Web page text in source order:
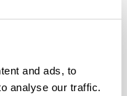
and ads, to
analyse our traffic.